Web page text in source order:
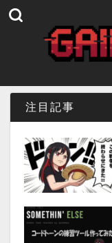
注目記事